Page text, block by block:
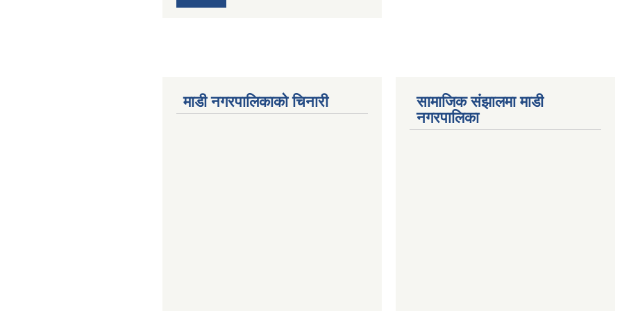
माडी नगरपालिकाको चिनारी
सामाजिक संझालमा माडी
नगरपालिका